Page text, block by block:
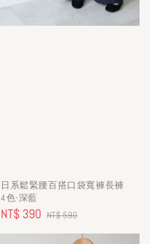
日系鬆緊腰百搭口袋寬褲長褲
4色-深藍
Sale
price
NT$ 390 Regular
price
NT$ 590